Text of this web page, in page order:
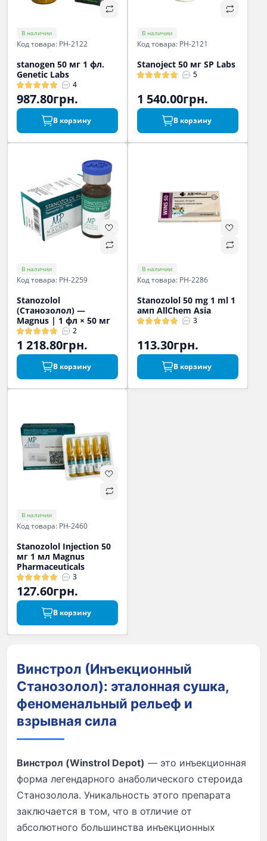
В наличии
Код товара: PH-2122
stanogen 50 мг 1 фл.
Genetic Labs
4
987.80грн.
В корзину
В наличии
Код товара: PH-2121
Stanoject 50 мг SP Labs
5
1 540.00грн.
В корзину
В наличии
Код товара: PH-2259
Stanozolol
(Станозолол) —
Magnus | 1 фл × 50 мг
2
1 218.80грн.
В корзину
В наличии
Код товара: PH-2286
Stanozolol 50 mg 1 ml 1
амп AllChem Asia
3
113.30грн.
В корзину
В наличии
Код товара: PH-2460
Stanozolol Injection 50
мг 1 мл Magnus
Pharmaceuticals
3
127.60грн.
В корзину
Винстрол (Инъекционный
Станозолол): эталонная сушка,
феноменальный рельеф и
взрывная сила
Винстрол (Winstrol Depot) — это инъекционная
форма легендарного анаболического стероида
Станозолола. Уникальность этого препарата
заключается в том, что в отличие от
абсолютного большинства инъекционных